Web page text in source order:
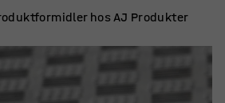
hos AJ Produkter